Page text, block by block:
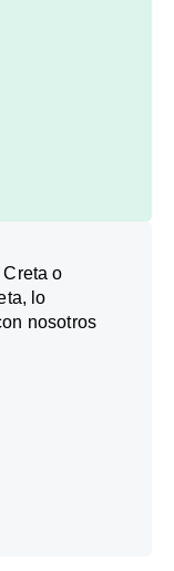
o
lo
nosotros